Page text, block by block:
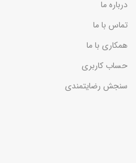
درباره ما
تماس با ما
همکاری با ما
حساب کاربری
سنجش رضایتمندی